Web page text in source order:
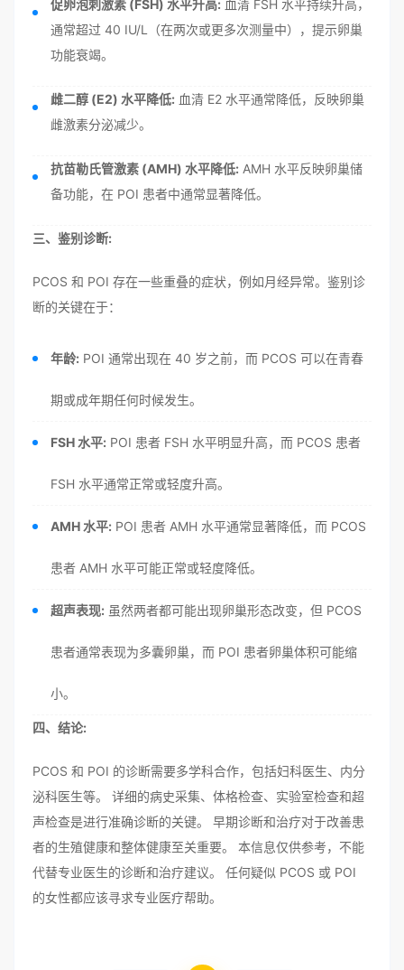
促卵泡刺激素 (FSH) 水平升高: 血清 FSH 水平持续升高，
通常超过 40 IU/L（在两次或更多次测量中），提示卵巢
功能衰竭。
雌二醇 (E2) 水平降低: 血清 E2 水平通常降低，反映卵巢
雌激素分泌减少。
抗苗勒氏管激素 (AMH) 水平降低: AMH 水平反映卵巢储
备功能，在 POI 患者中通常显著降低。
三、鉴别诊断:
PCOS 和 POI 存在一些重叠的症状，例如月经异常。鉴别诊
断的关键在于：
年龄: POI 通常出现在 40 岁之前，而 PCOS 可以在青春
期或成年期任何时候发生。
FSH 水平: POI 患者 FSH 水平明显升高，而 PCOS 患者
FSH 水平通常正常或轻度升高。
AMH 水平: POI 患者 AMH 水平通常显著降低，而 PCOS
患者 AMH 水平可能正常或轻度降低。
超声表现: 虽然两者都可能出现卵巢形态改变，但 PCOS
患者通常表现为多囊卵巢，而 POI 患者卵巢体积可能缩
小。
四、结论:
PCOS 和 POI 的诊断需要多学科合作，包括妇科医生、内分
泌科医生等。 详细的病史采集、体格检查、实验室检查和超
声检查是进行准确诊断的关键。 早期诊断和治疗对于改善患
者的生殖健康和整体健康至关重要。 本信息仅供参考，不能
代替专业医生的诊断和治疗建议。 任何疑似 PCOS 或 POI
的女性都应该寻求专业医疗帮助。